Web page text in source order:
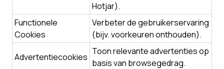
Hotjar).
Functionele
Cookies
Verbeter de gebruikerservaring
(bijv. voorkeuren onthouden).
Advertentiecookies
Toon relevante advertenties op
basis van browsegedrag.